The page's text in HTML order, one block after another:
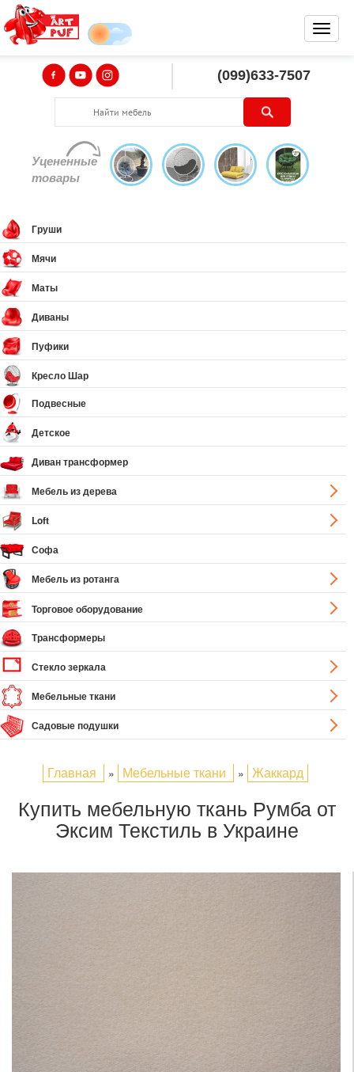
(099)633-7507
Уцененные
товары
Груши
Мячи
Маты
Диваны
Пуфики
Кресло Шар
Подвесные
Детское
Диван трансформер
Мебель из дерева
Loft
Софа
Мебель из ротанга
Торговое оборудование
Трансформеры
Стекло зеркала
Мебельные ткани
Садовые подушки
Главная » Мебельные ткани » Жаккард
Купить мебельную ткань Румба от
Эксим Текстиль в Украине